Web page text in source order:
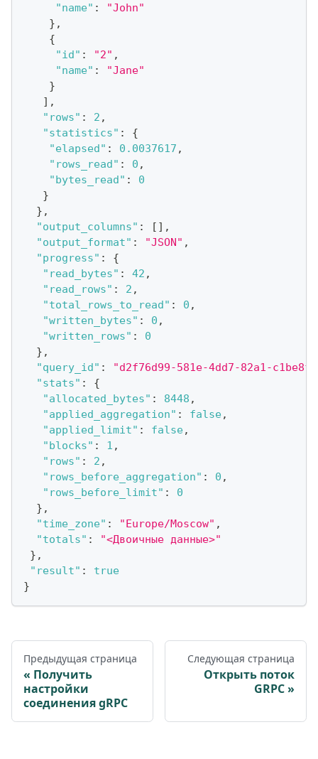
"name" :
"John"
} ,
{
"id" : "2" ,
"name" :
"Jane"
}
] ,
"rows" : 2 ,
"statistics" :
{
"elapsed" : 0.0037617 ,
"rows_read" : 0 ,
"bytes_read" :
0
}
} ,
"output_columns" : [ ] ,
"output_format" : "JSON" ,
"progress" :
{
"read_bytes" : 42 ,
"read_rows" : 2 ,
"total_rows_to_read" : 0 ,
"written_bytes" : 0 ,
"written_rows" :
0
} ,
"query_id" :
"d2f76d99-581e-4dd7-82a1-
"stats" :
{
"allocated_bytes" : 8448 ,
"applied_aggregation" : false,
"applied_limit" : false,
"blocks" : 1 ,
"rows" : 2 ,
"rows_before_aggregation" : 0 ,
"rows_before_limit" :
0
} ,
"time_zone" : "Europe/Moscow" ,
"totals" :
"<Двоичные данные>"
} ,
"result" :
true
}
Предыдущая страница
Получить
настройки
соединения gRPC
Следующая страница
Открыть поток
GRPC